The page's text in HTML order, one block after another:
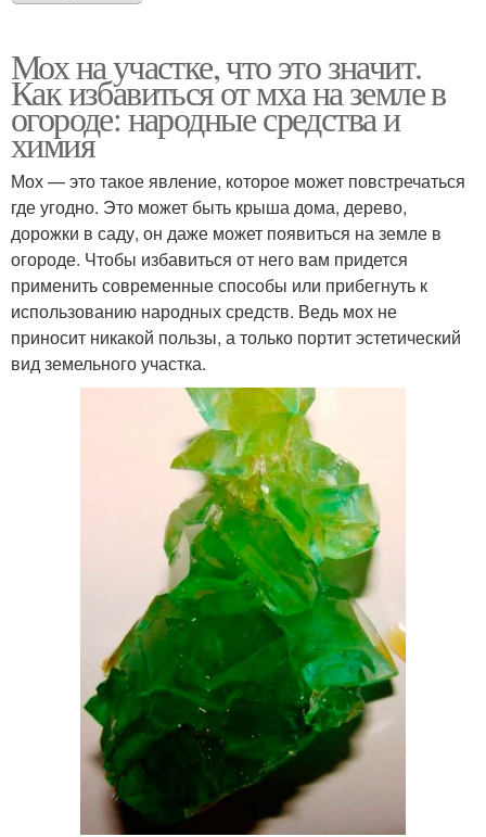
Мох на участке, что это значит.
Как избавиться от мха на земле в
огороде: народные средства и
химия
Мох — это такое явление, которое может повстречаться
где угодно. Это может быть крыша дома, дерево,
дорожки в саду, он даже может появиться на земле в
огороде. Чтобы избавиться от него вам придется
применить современные способы или прибегнуть к
использованию народных средств. Ведь мох не
приносит никакой пользы, а только портит эстетический
вид земельного участка.